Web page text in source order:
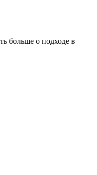
больше о подходе в